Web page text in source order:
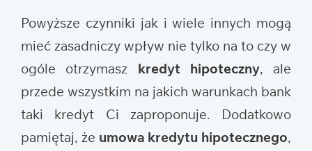
Powyższe czynniki jak i wiele innych mogą
mieć zasadniczy wpływ nie tylko na to czy w
ogóle otrzymasz kredyt hipoteczny, ale
przede wszystkim na jakich warunkach bank
taki kredyt Ci zaproponuje. Dodatkowo
pamiętaj, że umowa kredytu hipotecznego,